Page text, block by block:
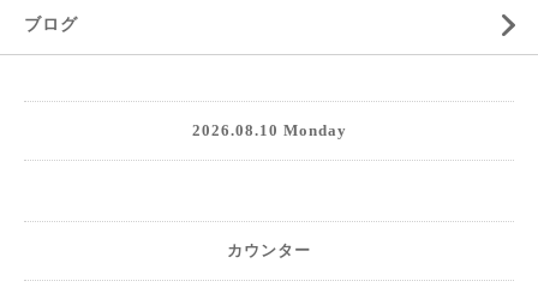
ブログ
2026.08.10 Monday
カウンター